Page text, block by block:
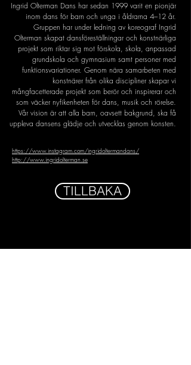
Ingrid Olterman Dans har sedan 1999 varit en pionjär
inom dans för barn och unga i åldrarna 4–12 år.
Gruppen har under ledning av koreograf Ingrid
Olterman skapat dansföreställningar och konstnärliga
projekt som riktar sig mot förskola, skola, anpassad
grundskola och gymnasium samt personer med
funktionsvariationer. Genom nära samarbeten med
konstnärer från olika discipliner skapar vi
mångfacetterade projekt som berör och inspirerar och
som väcker nyfikenheten för dans, musik och rörelse.
Vår vision är att alla barn, oavsett bakgrund, ska få
uppleva dansens glädje och utvecklas genom konsten.
https://www.instagram.com/ingridoltermandans/
http://www.ingridolterman.se
TILLBAKA